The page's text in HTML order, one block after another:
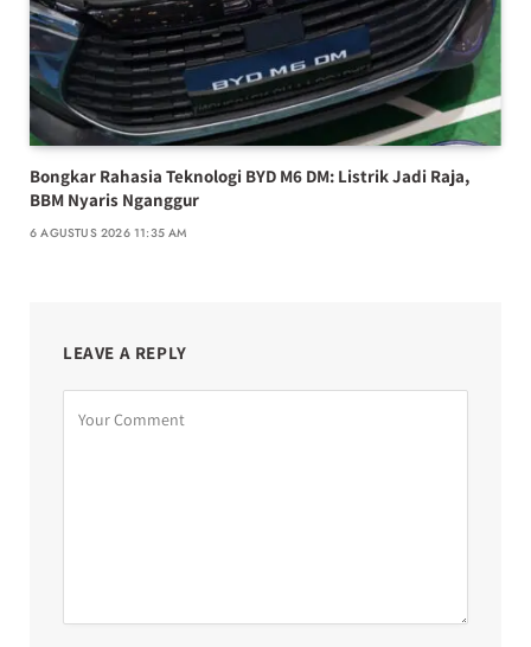
Bongkar Rahasia Teknologi BYD M6 DM: Listrik Jadi Raja,
BBM Nyaris Nganggur
6 AGUSTUS 2026 11:35 AM
LEAVE A REPLY